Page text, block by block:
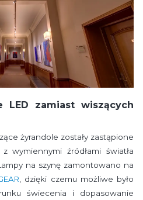
LED zamiast wiszących
żyrandole zostały zastąpione
wymiennymi źródłami światła
Lampy na szynę zamontowano na
, dzięki czemu możliwe było
świecenia i dopasowanie